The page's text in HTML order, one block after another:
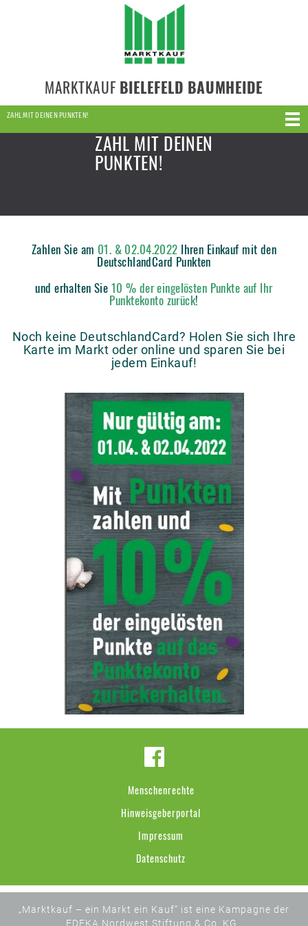
MARKTKAUF BIELEFELD BAUMHEIDE
ZAHL MIT DEINEN PUNKTEN!
ZAHL MIT DEINEN
PUNKTEN!
Zahlen Sie am 01. & 02.04.2022 Ihren Einkauf mit den
DeutschlandCard Punkten
und erhalten Sie 10 % der eingelösten Punkte auf Ihr
Punktekonto zurück!
Noch keine DeutschlandCard? Holen Sie sich Ihre
Karte im Markt oder online und sparen Sie bei
jedem Einkauf!
Menschenrechte
Hinweisgeberportal
Impressum
Datenschutz
„Marktkauf – ein Markt ein Kauf“ ist eine Kampagne der
EDEKA Nordwest Stiftung & Co. KG .